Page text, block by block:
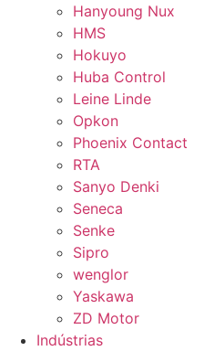
Hanyoung Nux
HMS
Hokuyo
Huba Control
Leine Linde
Opkon
Phoenix Contact
RTA
Sanyo Denki
Seneca
Senke
Sipro
wenglor
Yaskawa
ZD Motor
Indústrias